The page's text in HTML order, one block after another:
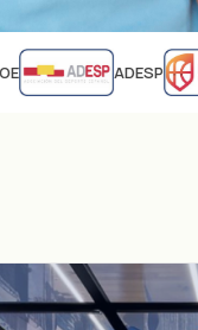
ADESP